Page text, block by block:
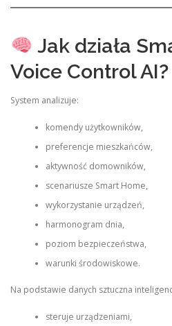
Jak działa
Voice Control AI?
System analizuje:
komendy użytkowników,
preferencje mieszkańców,
aktywność domowników,
scenariusze Smart Home,
wykorzystanie urządzeń,
harmonogram dnia,
poziom bezpieczeństwa,
warunki środowiskowe.
Na podstawie danych sztuczna
steruje urządzeniami,